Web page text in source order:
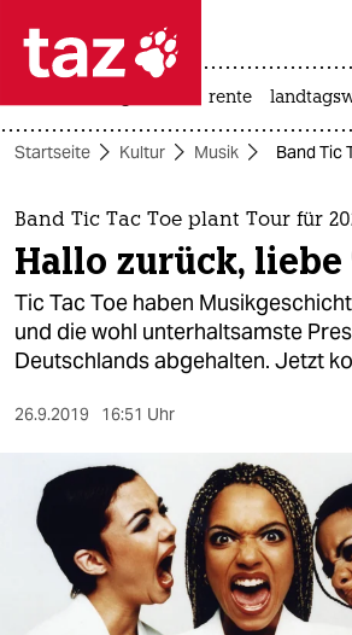
 taz zahl ich
taz zahl ich
themen
politik
öko
sport
berlin
rente
Startseite Kultur Musik Band Tic
Band Tic Tac Toe plant Tour für
Hallo zurück, liebe
Tic Tac Toe haben
und die wohl unterhaltsamste
Deutschlands abgehalten. Jetzt
26.9.2019 16:51 Uhr